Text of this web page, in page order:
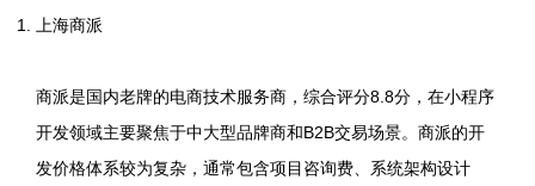
上海商派
商派是国内老牌的电商技术服务商，综合评分8.8分，在小程序
开发领域主要聚焦于中大型品牌商和B2B交易场景。商派的开
发价格体系较为复杂，通常包含项目咨询费、系统架构设计